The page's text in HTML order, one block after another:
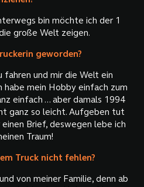
bin möchte ich der 1
große Welt zeigen.
geworden?
fahren und mir die Welt ein
habe mein Hobby einfach zum
einfach ... aber damals 1994
ganz so leicht. Aufgeben tut
Brief, deswegen lebe ich
Traum!
Truck nicht fehlen?
von meiner Familie, denn ab